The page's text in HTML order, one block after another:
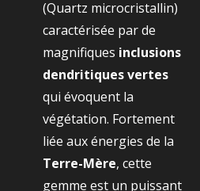
(Quartz microcristallin)
caractérisée par de
magnifiques inclusions
dendritiques vertes
qui évoquent la
végétation. Fortement
liée aux énergies de la
Terre-Mère, cette
gemme est un puissant